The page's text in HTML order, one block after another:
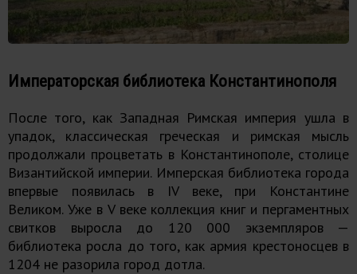
Императорская библиотека Константинополя
После того, как Западная Римская империя ушла в
упадок, классическая греческая и римская мысль
продолжали процветать в Константинополе, столице
Византийской империи. Имперская библиотека города
впервые появилась в IV веке, при Константине
Великом. Уже в V веке коллекция книг и пергаментных
свитков выросла до 120 000 экземпляров —
библиотека росла до того, как армия крестоносцев в
1204 не разорила город дотла.